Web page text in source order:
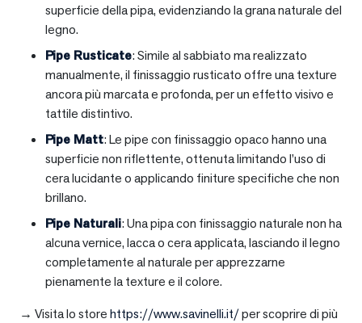
superficie della pipa, evidenziando la grana naturale del
legno.
Pipe Rusticate: Simile al sabbiato ma realizzato
manualmente, il finissaggio rusticato offre una texture
ancora più marcata e profonda, per un effetto visivo e
tattile distintivo.
Pipe Matt: Le pipe con finissaggio opaco hanno una
superficie non riflettente, ottenuta limitando l’uso di
cera lucidante o applicando finiture specifiche che non
brillano.
Pipe Naturali: Una pipa con finissaggio naturale non ha
alcuna vernice, lacca o cera applicata, lasciando il legno
completamente al naturale per apprezzarne
pienamente la texture e il colore.
→ Visita lo storehttps://www.savinelli.it/per scoprire di più